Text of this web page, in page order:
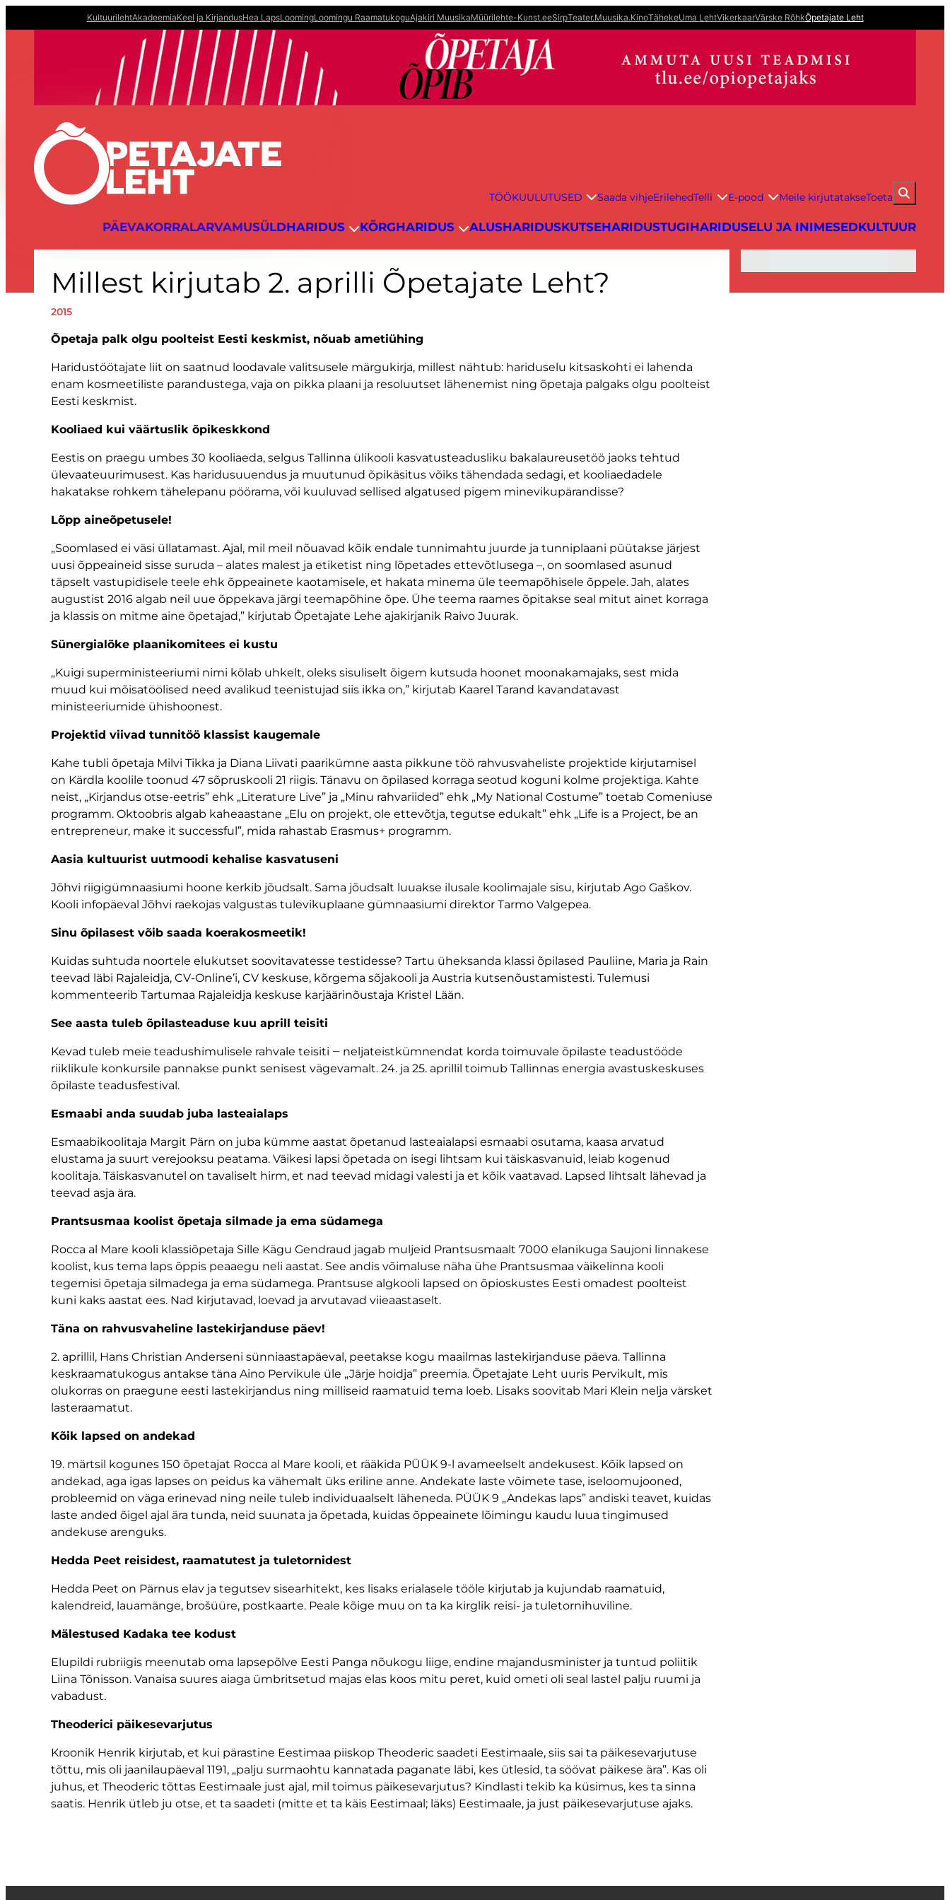
sisu
KultuurilehtAkadeemiaKeel ja KirjandusHea LapsLoomingLoomingu RaamatukoguAjakiri MuusikaMüürilehte-Kunst.eeSirpTeater.Muusika.KinoTähekeUma LehtVikerkaarVärske RõhkÕpetajate Leht
TÖÖKUULUTUSED Saada vihjeErilehedTelli E-pood Meile kirjutatakseToeta
PÄEVAKORRALARVAMUSÜLDHARIDUS KÕRGHARIDUS ALUSHARIDUSKUTSEHARIDUSTUGIHARIDUSELU JA INIMESEDKULTUUR
Millest kirjutab 2. aprilli Õpetajate Leht?
2015
Õpetaja palk olgu poolteist Eesti keskmist, nõuab ametiühing
Haridustöötajate liit on saatnud loodavale valitsusele märgukirja, millest nähtub: hariduselu kitsaskohti ei lahenda
enam kosmeetiliste parandustega, vaja on pikka plaani ja resoluutset lähenemist ning õpetaja palgaks olgu poolteist
Eesti keskmist.
Kooliaed kui väärtuslik õpikeskkond
Eestis on praegu umbes 30 kooliaeda, selgus Tallinna ülikooli kasvatusteadusliku bakalaureusetöö jaoks tehtud
ülevaateuurimusest. Kas haridusuuendus ja muutunud õpikäsitus võiks tähendada sedagi, et kooliaedadele
hakatakse rohkem tähelepanu pöörama, või kuuluvad sellised algatused pigem minevikupärandisse?
Lõpp aineõpetusele!
„Soomlased ei väsi üllatamast. Ajal, mil meil nõuavad kõik endale tunnimahtu juurde ja tunniplaani püütakse järjest
uusi õppeaineid sisse suruda – alates malest ja etiketist ning lõpetades ettevõtlusega –, on soomlased asunud
täpselt vastupidisele teele ehk õppeainete kaotamisele, et hakata minema üle teemapõhisele õppele. Jah, alates
augustist 2016 algab neil uue õppekava järgi teemapõhine õpe. Ühe teema raames õpitakse seal mitut ainet korraga
ja klassis on mitme aine õpetajad,” kirjutab Õpetajate Lehe ajakirjanik Raivo Juurak.
Sünergialõke plaanikomitees ei kustu
„Kuigi superministeeriumi nimi kõlab uhkelt, oleks sisuliselt õigem kutsuda hoonet moonakamajaks, sest mida
muud kui mõisatöölised need avalikud teenistujad siis ikka on,” kirjutab Kaarel Tarand kavandatavast
ministeeriumide ühishoonest.
Projektid viivad tunnitöö klassist kaugemale
Kahe tubli õpetaja Milvi Tikka ja Diana Liivati paarikümne aasta pikkune töö rahvusvaheliste projektide kirjutamisel
on Kärdla koolile toonud 47 sõpruskooli 21 riigis. Tänavu on õpilased korraga seotud koguni kolme projektiga. Kahte
neist, „Kirjandus otse-eetris” ehk „Literature Live” ja „Minu rahvariided” ehk „My National Costume” toetab Comeniuse
programm. Oktoobris algab kaheaastane „Elu on projekt, ole ettevõtja, tegutse edukalt” ehk „Life is a Project, be an
entrepreneur, make it successful”, mida rahastab Erasmus+ programm.
Aasia kultuurist uutmoodi kehalise kasvatuseni
Jõhvi riigigümnaasiumi hoone kerkib jõudsalt. Sama jõudsalt luuakse ilusale koolimajale sisu, kirjutab Ago Gaškov.
Kooli infopäeval Jõhvi raekojas valgustas tulevikuplaane gümnaasiumi direktor Tarmo Valgepea.
Sinu õpilasest võib saada koerakosmeetik!
Kuidas suhtuda noortele elukutset soovitavatesse testidesse? Tartu üheksanda klassi õpilased Pauliine, Maria ja Rain
teevad läbi Rajaleidja, CV-Online’i, CV keskuse, kõrgema sõjakooli ja Austria kutsenõustamistesti. Tulemusi
kommenteerib Tartumaa Rajaleidja keskuse karjäärinõustaja Kristel Lään.
See aasta tuleb õpilasteaduse kuu aprill teisiti
Kevad tuleb meie teadushimulisele rahvale teisiti ‒ neljateistkümnendat korda toimuvale õpilaste teadustööde
riiklikule konkursile pannakse punkt senisest vägevamalt. 24. ja 25. aprillil toimub Tallinnas energia avastuskeskuses
õpilaste teadusfestival.
Esmaabi anda suudab juba lasteaialaps
Esmaabikoolitaja Margit Pärn on juba kümme aastat õpetanud lasteaialapsi esmaabi osutama, kaasa arvatud
elustama ja suurt verejooksu peatama. Väikesi lapsi õpetada on isegi lihtsam kui täiskasvanuid, leiab kogenud
koolitaja. Täiskasvanutel on tavaliselt hirm, et nad teevad midagi valesti ja et kõik vaatavad. Lapsed lihtsalt lähevad ja
teevad asja ära.
Prantsusmaa koolist õpetaja silmade ja ema südamega
Rocca al Mare kooli klassiõpetaja Sille Kägu Gendraud jagab muljeid Prantsusmaalt 7000 elanikuga Saujoni linnakese
koolist, kus tema laps õppis peaaegu neli aastat. See andis võimaluse näha ühe Prantsusmaa väikelinna kooli
tegemisi õpetaja silmadega ja ema südamega. Prantsuse algkooli lapsed on õpioskustes Eesti omadest poolteist
kuni kaks aastat ees. Nad kirjutavad, loevad ja arvutavad viieaastaselt.
Täna on rahvusvaheline lastekirjanduse päev!
2. aprillil, Hans Christian Anderseni sünniaastapäeval, peetakse kogu maailmas lastekirjanduse päeva. Tallinna
keskraamatukogus antakse täna Aino Pervikule üle „Järje hoidja” preemia. Õpetajate Leht uuris Pervikult, mis
olukorras on praegune eesti lastekirjandus ning milliseid raamatuid tema loeb. Lisaks soovitab Mari Klein nelja värsket
lasteraamatut.
Kõik lapsed on andekad
19. märtsil kogunes 150 õpetajat Rocca al Mare kooli, et rääkida PÜÜK 9-l avameelselt andekusest. Kõik lapsed on
andekad, aga igas lapses on peidus ka vähemalt üks eriline anne. Andekate laste võimete tase, iseloomujooned,
probleemid on väga erinevad ning neile tuleb individuaalselt läheneda. PÜÜK 9 „Andekas laps” andiski teavet, kuidas
laste anded õigel ajal ära tunda, neid suunata ja õpetada, kuidas õppeainete lõimingu kaudu luua tingimused
andekuse arenguks.
Hedda Peet reisidest, raamatutest ja tuletornidest
Hedda Peet on Pärnus elav ja tegutsev sisearhitekt, kes lisaks erialasele tööle kirjutab ja kujundab raamatuid,
kalendreid, lauamänge, brošüüre, postkaarte. Peale kõige muu on ta ka kirglik reisi- ja tuletornihuviline.
Mälestused Kadaka tee kodust
Elupildi rubriigis meenutab oma lapsepõlve Eesti Panga nõukogu liige, endine majandusminister ja tuntud poliitik
Liina Tõnisson. Vanaisa suures aiaga ümbritsetud majas elas koos mitu peret, kuid ometi oli seal lastel palju ruumi ja
vabadust.
Theoderici päikesevarjutus
Kroonik Henrik kirjutab, et kui pärastine Eestimaa piiskop Theoderic saadeti Eestimaale, siis sai ta päikesevarjutuse
tõttu, mis oli jaanilaupäeval 1191, „palju surmaohtu kannatada paganate läbi, kes ütlesid, ta söövat päikese ära”. Kas oli
juhus, et Theoderic tõttas Eestimaale just ajal, mil toimus päikesevarjutus? Kindlasti tekib ka küsimus, kes ta sinna
saatis. Henrik ütleb ju otse, et ta saadeti (mitte et ta käis Eestimaal; läks) Eestimaale, ja just päikesevarjutuse ajaks.